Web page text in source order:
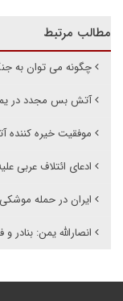
مطالب مرتبط
چگونه می توان به
آتش بس مجدد در
موفقیت خیره
ادعای ائتلاف عربی
ایران در حمله
انصارالله یمن: بنادر